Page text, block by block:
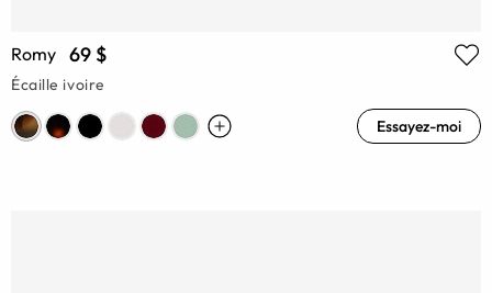
Romy 69 $
Écaille ivoire
Essayez-moi